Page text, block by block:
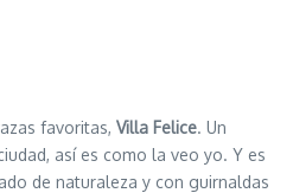
favoritas, Villa Felice. Un
así es como la veo yo. Y es
de naturaleza y con guirnaldas